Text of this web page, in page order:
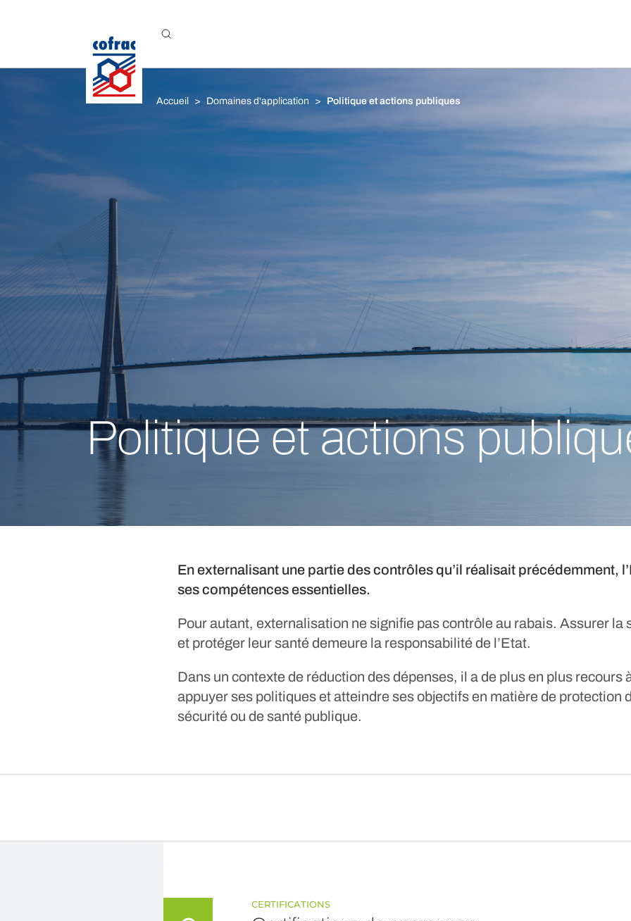
Accueil Domaines d'application Politique et actions publiques
Politique et actions
En externalisant une partie des contrôles qu’il réalisait précédemment,
ses compétences essentielles.
Pour autant, externalisation ne signifie pas contrôle au rabais. Assurer la
et protéger leur santé demeure la responsabilité de l’Etat.
Dans un contexte de réduction des dépenses, il a de plus en plus recours
appuyer ses politiques et atteindre ses objectifs en matière de protection
sécurité ou de santé publique.
CERTIFICATIONS